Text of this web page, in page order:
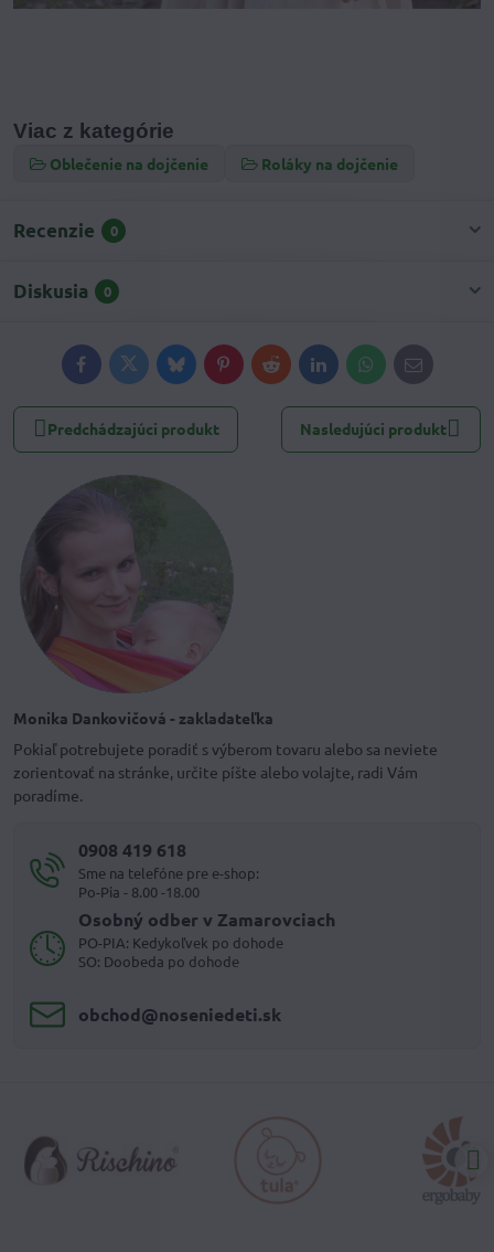
Viac z kategórie
Oblečenie na dojčenie Roláky na dojčenie
Recenzie 0
Diskusia 0
FacebookTwitterBlueskyPinterestRedditLinkedInWhatsApp
E-
mail
Predchádzajúci produkt Nasledujúci produkt
Monika Dankovičová - zakladateľka
Pokiaľ potrebujete poradiť s výberom tovaru alebo sa neviete
zorientovať na stránke, určite píšte alebo volajte, radi Vám
poradíme.
0908 419 618
Sme na telefóne pre e-shop:
Po-Pia - 8.00 -18.00
Osobný odber v Zamarovciach
PO-PIA: Kedykoľvek po dohode
SO: Doobeda po dohode
obchod​@noseniedeti​.sk